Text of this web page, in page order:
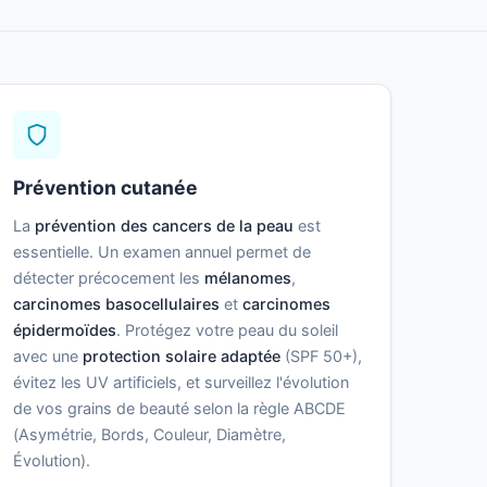
Prévention cutanée
La prévention des cancers de la peau est
essentielle. Un examen annuel permet de
détecter précocement les mélanomes,
carcinomes basocellulaires et carcinomes
épidermoïdes. Protégez votre peau du soleil
avec une protection solaire adaptée(SPF 50+),
évitez les UV artificiels, et surveillez l'évolution
de vos grains de beauté selon la règle ABCDE
(Asymétrie, Bords, Couleur, Diamètre,
Évolution).